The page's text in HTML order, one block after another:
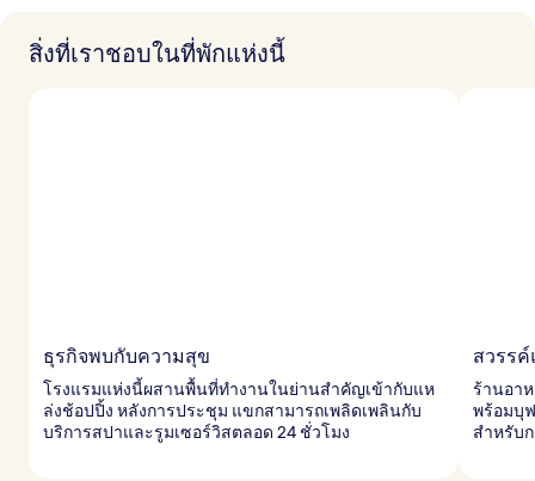
า
ง
สิ่งที่เราชอบในที่พักแห่งนี้
ธุรกิจพบกับความสุข
โรงแรมแห่งนี้ผสานพื้นที่ทำงานในย่านสำคัญเข้ากับแห
ล่งช้อปปิ้ง หลังการประชุม แขกสามารถเพลิดเพลินกับ
บริการสปาและรูมเซอร์วิสตลอด 24 ชั่วโมง
สวรร
ร้านอา
พร้อมบุ
สำหรับ